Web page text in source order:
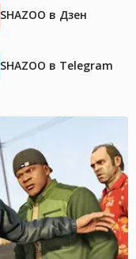
SHAZOO в Дзен
SHAZOO в Telegram